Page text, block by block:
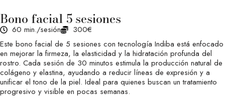
Bono facial 5 sesiones
60 min./sesión
300€
Este bono facial de 5 sesiones con tecnología Indiba está enfocado
en mejorar la firmeza, la elasticidad y la hidratación profunda del
rostro. Cada sesión de 30 minutos estimula la producción natural de
colágeno y elastina, ayudando a reducir líneas de expresión y a
unificar el tono de la piel. Ideal para quienes buscan un tratamiento
progresivo y visible en pocas semanas.